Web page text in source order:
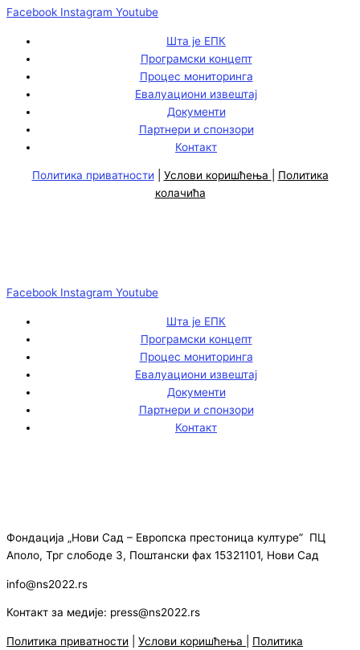
Facebook Instagram Youtube
Шта је ЕПК
Програмски концепт
Процес мониторинга
Евалуациони извештај
Документи
Партнери и спонзори
Контакт
Политика приватности Услови коришћења
Политика
колачића
Facebook Instagram Youtube
Шта је ЕПК
Програмски концепт
Процес мониторинга
Евалуациони извештај
Документи
Партнери и спонзори
Контакт
Фондација „Нови Сад – Европска престоница културе” ПЦ
Аполо, Трг слободе 3, Поштански фах 15321101, Нови Сад
info@ns2022.rs
Контакт за медије: press@ns2022.rs
Политика приватности Услови коришћења Политика